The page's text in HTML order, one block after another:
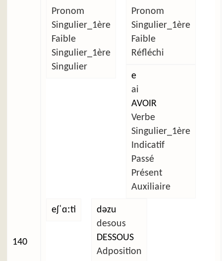
140
Pronom
Singulier_1ère
Faible
Singulier_1ère
Singulier
Pronom
Singulier_1ère
Faible
Réfléchi
e
ai
AVOIR
Verbe
Singulier_1ère
Indicatif
Passé
Présent
Auxiliaire
eʃˈɑːti
dəzu
desous
DESSOUS
Adposition